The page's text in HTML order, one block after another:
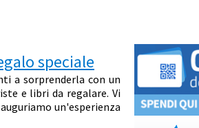
speciale
a sorprenderla con un
e libri da regalare. Vi
un'esperienza